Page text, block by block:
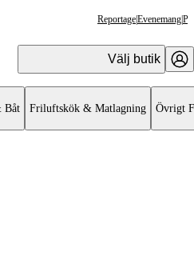
ReportageEvenemang
Välj butik
Båt Friluftskök & Matlagning Övrigt